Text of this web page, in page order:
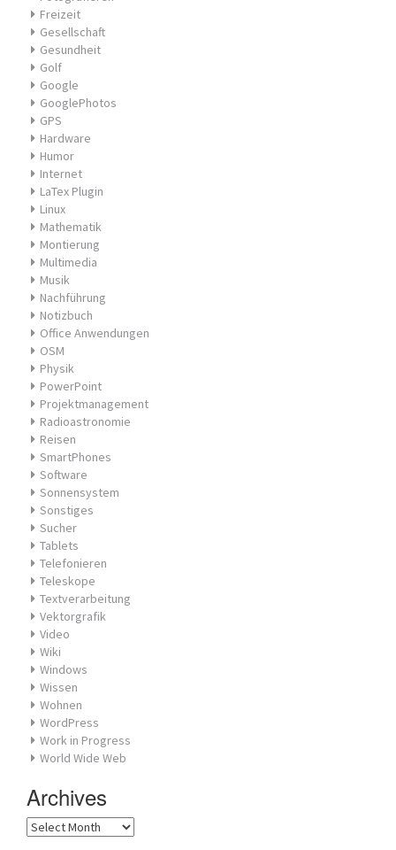
Freizeit
Gesellschaft
Gesundheit
Golf
Google
GooglePhotos
GPS
Hardware
Humor
Internet
LaTex Plugin
Linux
Mathematik
Montierung
Multimedia
Musik
Nachführung
Notizbuch
Office Anwendungen
OSM
Physik
PowerPoint
Projektmanagement
Radioastronomie
Reisen
SmartPhones
Software
Sonnensystem
Sonstiges
Sucher
Tablets
Telefonieren
Teleskope
Textverarbeitung
Vektorgrafik
Video
Wiki
Windows
Wissen
Wohnen
WordPress
Work in Progress
World Wide Web
Archives
Archives